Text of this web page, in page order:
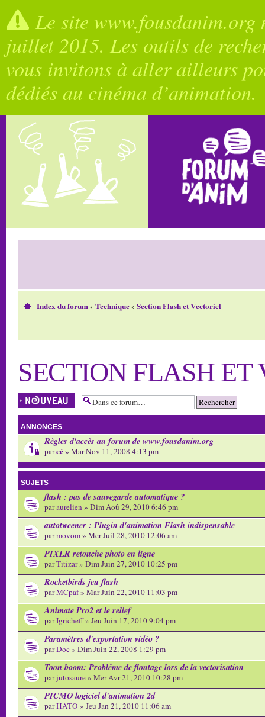
Le site
juillet 2015. Les outils de
vous invitons à allerailleurs
dédiés au cinéma d’animation.
Index du forum‹ Technique‹ Section Flash et Vectoriel
SECTION FLASH ET
Écrire un nouveau
sujet
ANNONCES
Règles d'accès au forum de www.fousdanim.org
parcé» Mar Nov 11, 2008 4:13 pm
SUJETS
flash : pas de sauvegarde automatique ?
paraurelien » Dim Aoû 29, 2010 6:46 pm
autotweener : Plugin d'animation Flash indispensable
parmovom» Mer Juil 28, 2010 12:06 am
PIXLR retouche photo en ligne
parTitizar» Dim Juin 27, 2010 10:25 pm
Rocketbirds jeu flash
parMCpaf» Mar Juin 22, 2010 11:03 pm
Animate Pro2 et le relief
parIgricheff» Jeu Juin 17, 2010 9:04 pm
Paramètres d'exportation vidéo ?
parDoc» Dim Juin 22, 2008 1:29 pm
Toon boom: Problême de floutage lors de la vectorisation
parjutosaure» Mer Avr 21, 2010 10:28 pm
PICMO logiciel d'animation 2d
parHATO » Jeu Jan 21, 2010 11:06 am